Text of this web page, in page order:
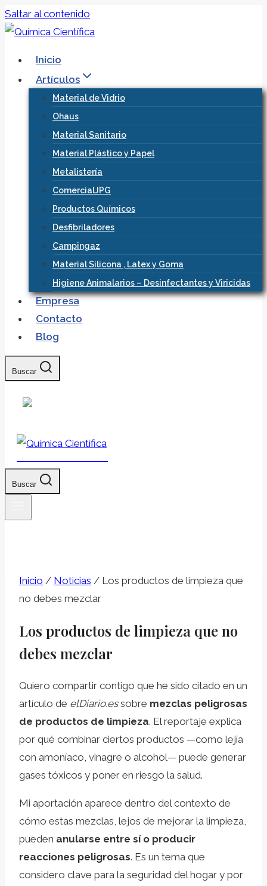
Saltar al contenido
Inicio
Artículos
Material de Vidrio
Ohaus
Material Sanitario
Material Plástico y Papel
Metalistería
ComercialJPG
Productos Químicos
Desfibriladores
Campingaz
Material Silicona , Latex y Goma
Higiene Animalarios – Desinfectantes y Viricidas
Empresa
Contacto
Blog
Buscar
Buscar
Inicio / Noticias / Los productos de limpieza que
no debes mezclar
Los productos de limpieza que no
debes mezclar
Quiero compartir contigo que he sido citado en un
artículo de elDiario.essobre mezclas peligrosas
de productos de limpieza. El reportaje explica
por qué combinar ciertos productos —como lejía
con amoníaco, vinagre o alcohol— puede generar
gases tóxicos y poner en riesgo la salud.
Mi aportación aparece dentro del contexto de
cómo estas mezclas, lejos de mejorar la limpieza,
pueden anularse entre sí o producir
reacciones peligrosas. Es un tema que
considero clave para la seguridad del hogar y por